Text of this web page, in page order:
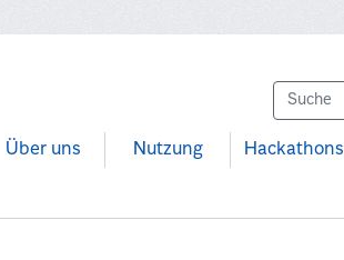
Über uns Nutzung Hackathons